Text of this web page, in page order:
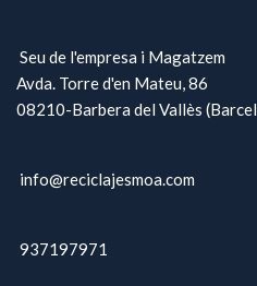
Seu de l'empresa i Magatzem
Avda. Torre d'en Mateu, 86
08210-Barbera del Vallès
info@reciclajesmoa.com
937197971